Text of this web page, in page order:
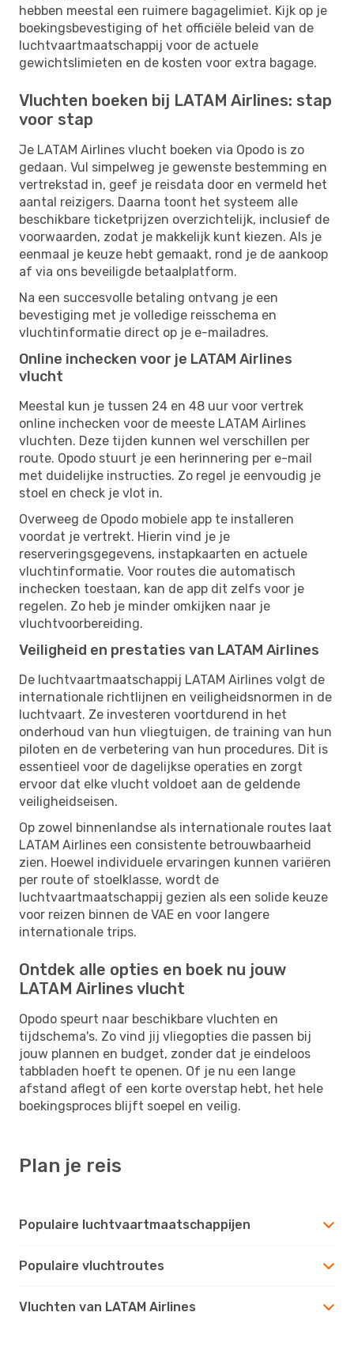
hebben meestal een ruimere bagagelimiet. Kijk op je
boekingsbevestiging of het officiële beleid van de
luchtvaartmaatschappij voor de actuele
gewichtslimieten en de kosten voor extra bagage.
Vluchten boeken bij LATAM Airlines: stap
voor stap
Je LATAM Airlines vlucht boeken via Opodo is zo
gedaan. Vul simpelweg je gewenste bestemming en
vertrekstad in, geef je reisdata door en vermeld het
aantal reizigers. Daarna toont het systeem alle
beschikbare ticketprijzen overzichtelijk, inclusief de
voorwaarden, zodat je makkelijk kunt kiezen. Als je
eenmaal je keuze hebt gemaakt, rond je de aankoop
af via ons beveiligde betaalplatform.
Na een succesvolle betaling ontvang je een
bevestiging met je volledige reisschema en
vluchtinformatie direct op je e-mailadres.
Online inchecken voor je LATAM Airlines
vlucht
Meestal kun je tussen 24 en 48 uur voor vertrek
online inchecken voor de meeste LATAM Airlines
vluchten. Deze tijden kunnen wel verschillen per
route. Opodo stuurt je een herinnering per e-mail
met duidelijke instructies. Zo regel je eenvoudig je
stoel en check je vlot in.
Overweeg de Opodo mobiele app te installeren
voordat je vertrekt. Hierin vind je je
reserveringsgegevens, instapkaarten en actuele
vluchtinformatie. Voor routes die automatisch
inchecken toestaan, kan de app dit zelfs voor je
regelen. Zo heb je minder omkijken naar je
vluchtvoorbereiding.
Veiligheid en prestaties van LATAM Airlines
De luchtvaartmaatschappij LATAM Airlines volgt de
internationale richtlijnen en veiligheidsnormen in de
luchtvaart. Ze investeren voortdurend in het
onderhoud van hun vliegtuigen, de training van hun
piloten en de verbetering van hun procedures. Dit is
essentieel voor de dagelijkse operaties en zorgt
ervoor dat elke vlucht voldoet aan de geldende
veiligheidseisen.
Op zowel binnenlandse als internationale routes laat
LATAM Airlines een consistente betrouwbaarheid
zien. Hoewel individuele ervaringen kunnen variëren
per route of stoelklasse, wordt de
luchtvaartmaatschappij gezien als een solide keuze
voor reizen binnen de VAE en voor langere
internationale trips.
Ontdek alle opties en boek nu jouw
LATAM Airlines vlucht
Opodo speurt naar beschikbare vluchten en
tijdschema's. Zo vind jij vliegopties die passen bij
jouw plannen en budget, zonder dat je eindeloos
tabbladen hoeft te openen. Of je nu een lange
afstand aflegt of een korte overstap hebt, het hele
boekingsproces blijft soepel en veilig.
Plan je reis
Populaire luchtvaartmaatschappijen
Populaire vluchtroutes
Vluchten van LATAM Airlines